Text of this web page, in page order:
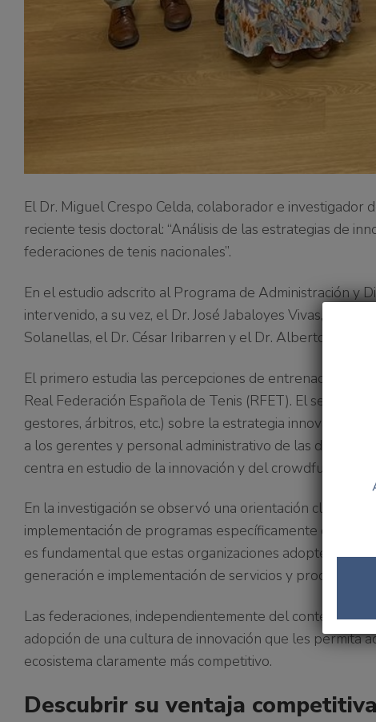
El Dr. Miguel Crespo Celda, colaborador e
reciente tesis doctoral: “Análisis de las estrategias de
federaciones de tenis nacionales”.
En el estudio adscrito al Programa de Administración y
intervenido, a su vez, el Dr. José Jabaloyes Vivas, la
Solanellas, el Dr. César Iribarren y el Dr. Alberto
El primero estudia las percepciones de entrenadores
Real Federación Española de Tenis (RFET). El
gestores, árbitros, etc.) sobre la estrategia innovadora
a los gerentes y personal administrativo de las distintas
centra en estudio de la innovación y del crowdfunding
En la investigación se observó una orientación
implementación de programas específicamente
es fundamental que estas organizaciones adopten las
generación e implementación de servicios y productos
Las federaciones, independientemente del contexto
adopción de una cultura de innovación que les permita
ecosistema claramente más competitivo.
Descubrir su ventaja competitiva